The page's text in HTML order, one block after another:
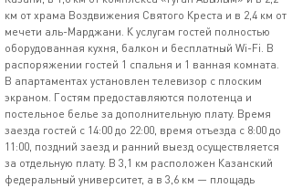
км от храма Воздвижения Святого Креста и в 2,4 км от
мечети аль-Марджани. К услугам гостей полностью
оборудованная кухня, балкон и бесплатный Wi-Fi. В
распоряжении гостей 1 спальня и 1 ванная комната.
В апартаментах установлен телевизор с плоским
экраном. Гостям предоставляются полотенца и
постельное белье за дополнительную плату. Время
заезда гостей с 14:00 до 22:00, время отъезда с 8:00 до
11:00, поздний заезд и ранний выезд осуществляется
за отдельную плату. В 3,1 км расположен Казанский
федеральный университет, а в 3,6 км — площадь